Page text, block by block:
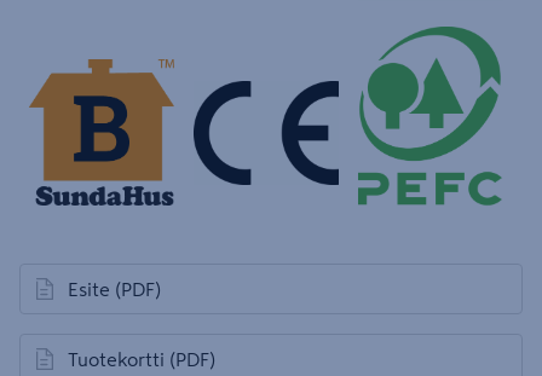
Esite (PDF)
avautuu uuteen välilehteen
Tuotekortti (PDF)
avautuu uuteen välilehteen